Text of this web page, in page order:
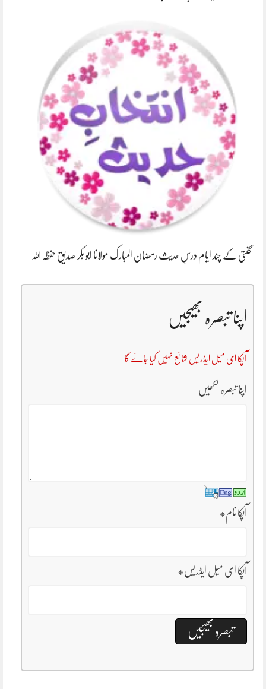
گنتی کے چند ایام درسِ حدیث رمضان المبارک مولانا ابو بکر صدیق حفظہ اللہ
اپنا تبصرہ بھیجیں
آپکا ای میل ایڈریس شائع نہیں کیا جائے گا
اپنا تبصرہ لکھیں
آپکا نام*
آپکا ای میل ایڈریس*